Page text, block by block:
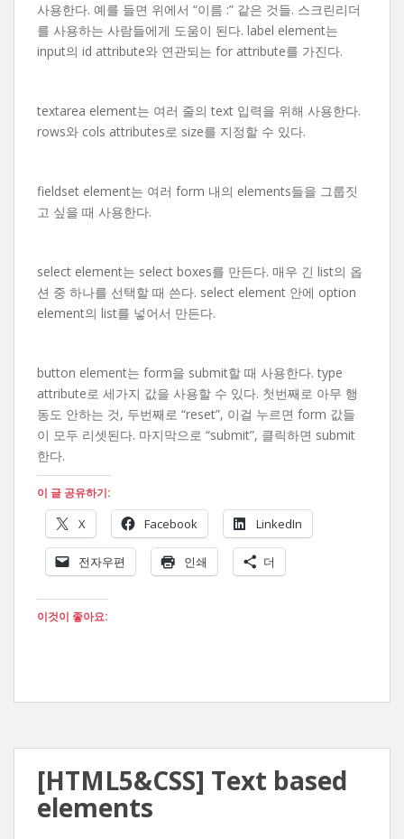
사용한다. 예를 들면 위에서 “이름 :” 같은 것들. 스크린리더
를 사용하는 사람들에게 도움이 된다. label element는
input의 id attribute와 연관되는 for attribute를 가진다.
textarea element는 여러 줄의 text 입력을 위해 사용한다.
rows와 cols attributes로 size를 지정할 수 있다.
fieldset element는 여러 form 내의 elements들을 그룹짓
고 싶을 때 사용한다.
select element는 select boxes를 만든다. 매우 긴 list의 옵
션 중 하나를 선택할 때 쓴다. select element 안에 option
element의 list를 넣어서 만든다.
button element는 form을 submit할 때 사용한다. type
attribute로 세가지 값을 사용할 수 있다. 첫번째로 아무 행
동도 안하는 것, 두번째로 “reset”, 이걸 누르면 form 값들
이 모두 리셋된다. 마지막으로 “submit”, 클릭하면 submit
한다.
이 글 공유하기:
X Facebook LinkedIn
전자우편 인쇄 더
이것이 좋아요:
[HTML5&CSS] Text based
elements